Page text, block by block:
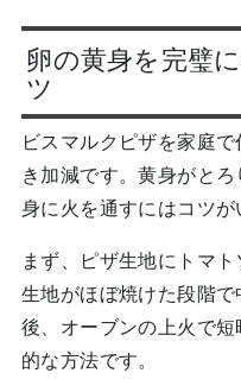
卵の黄身を完璧
ツ
ビスマルクピザを家庭
き加減です。黄身がと
身に火を通すにはコツが
まず、ピザ生地にトマト
生地がほぼ焼けた段階
後、オーブンの上火で
的な方法です。